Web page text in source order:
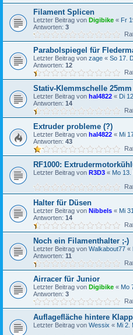
Filament Splicen
Letzter Beitrag von Digibike « Fr
Antworten: 3
Parabolspiegel für
Letzter Beitrag von zage « So 17.
Antworten: 12
Stativ-Klemmschelle 25mm
Letzter Beitrag von hal4822 « Di
Antworten: 14
Extruder probleme (?)
Letzter Beitrag von hal4822 « Mi
Antworten: 43
RF1000:
Letzter Beitrag von R3D3 « Mo
Halter für Düsen
Letzter Beitrag von Nibbels « Mi
Antworten: 14
Noch ein Filamenthalter ;-)
Letzter Beitrag von Walkabout77 «
Antworten: 11
Airracer für Junior
Letzter Beitrag von Digibike « Mo
Antworten: 3
Auflagefläche hintere
Letzter Beitrag von Wessix « Mi 2.